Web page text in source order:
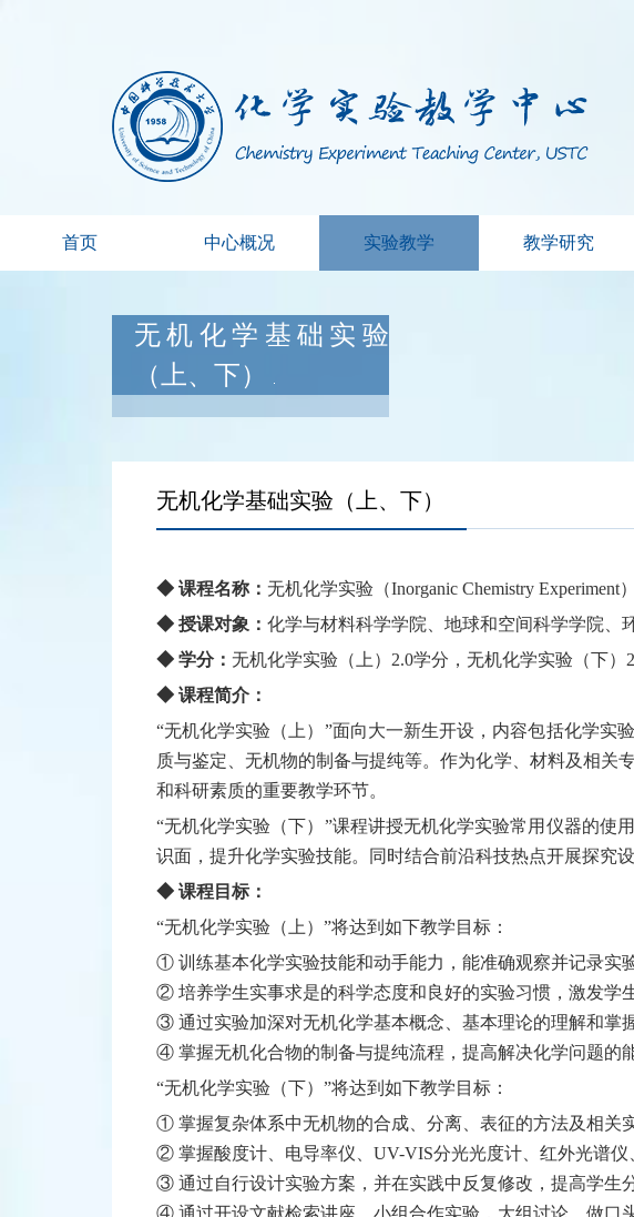
首页 中心概况 实验教学 教学研究
无机化学基础实验
（上、下）
无机化学基础实验（上、下）
◆ 课程名称： 无机化学实验（Inorganic Chemistry Experiment）
◆ 授课对象： 化学与材料科学学院、地球和空间科学学院、
◆ 学分： 无机化学实验（上）2.0学分，无机化学实验（下）
◆ 课程简介：
“无机化学实验（上）”面向大一新生开设，内容包括化学实
质与鉴定、无机物的制备与提纯等。作为化学、材料及相关
和科研素质的重要教学环节。
“无机化学实验（下）”课程讲授无机化学实验常用仪器的使
识面，提升化学实验技能。同时结合前沿科技热点开展探究
◆ 课程目标：
“无机化学实验（上）”将达到如下教学目标：
① 训练基本化学实验技能和动手能力，能准确观察并记录实
② 培养学生实事求是的科学态度和良好的实验习惯，激发学
③ 通过实验加深对无机化学基本概念、基本理论的理解和掌
④ 掌握无机化合物的制备与提纯流程，提高解决化学问题的能
“无机化学实验（下）”将达到如下教学目标：
① 掌握复杂体系中无机物的合成、分离、表征的方法及相关
② 掌握酸度计、电导率仪、UV-VIS分光光度计、红外光谱
③ 通过自行设计实验方案，并在实践中反复修改，提高学生
④ 通过开设文献检索讲座、小组合作实验，大组讨论、做口